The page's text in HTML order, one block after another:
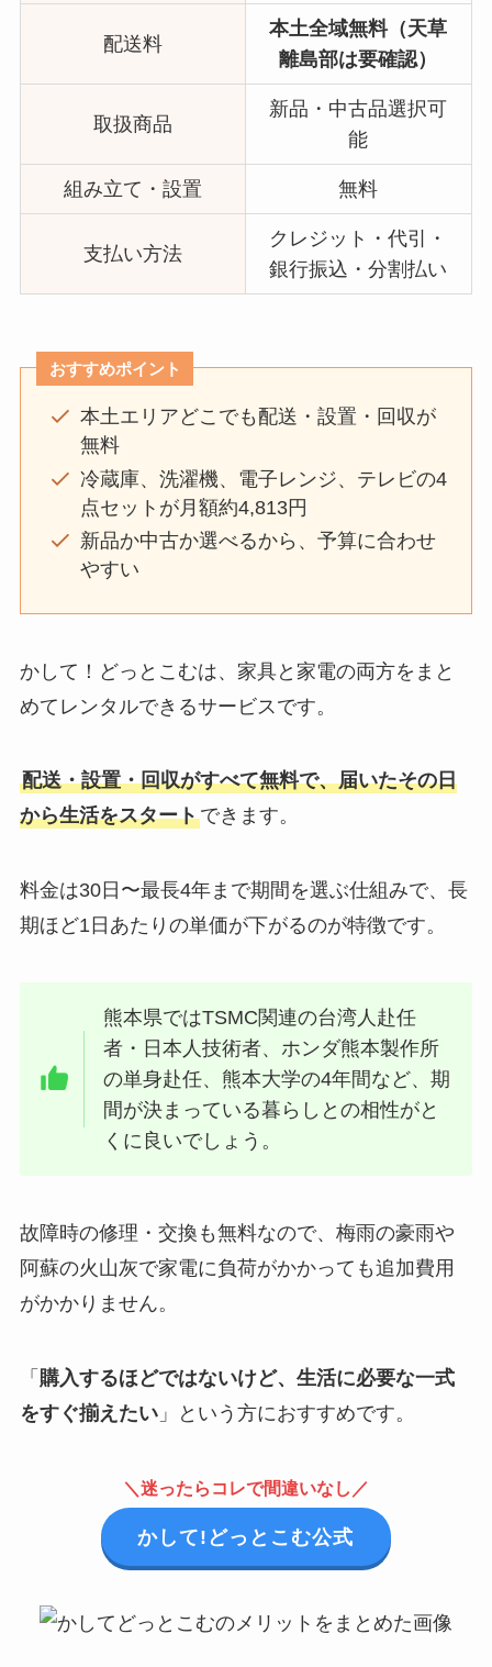
配送料
本土全域無料（天草
離島部は要確認）
取扱商品
新品・中古品選択可
能
組み立て・設置 無料
支払い方法
クレジット・代引・
銀行振込・分割払い
おすすめポイント
本土エリアどこでも配送・設置・回収が
無料
冷蔵庫、洗濯機、電子レンジ、テレビの4
点セットが月額約4,813円
新品か中古か選べるから、予算に合わせ
やすい
かして！どっとこむは、家具と家電の両方をまと
めてレンタルできるサービスです。
配送・設置・回収がすべて無料で、届いたその日
から生活をスタートできます。
料金は30日〜最長4年まで期間を選ぶ仕組みで、長
期ほど1日あたりの単価が下がるのが特徴です。
熊本県ではTSMC関連の台湾人赴任
者・日本人技術者、ホンダ熊本製作所
の単身赴任、熊本大学の4年間など、期
間が決まっている暮らしとの相性がと
くに良いでしょう。
故障時の修理・交換も無料なので、梅雨の豪雨や
阿蘇の火山灰で家電に負荷がかかっても追加費用
がかかりません。
「 購入するほどではないけど、生活に必要な一式
をすぐ揃えたい」という方におすすめです。
＼迷ったらコレで間違いなし／
かして!どっとこむ公式